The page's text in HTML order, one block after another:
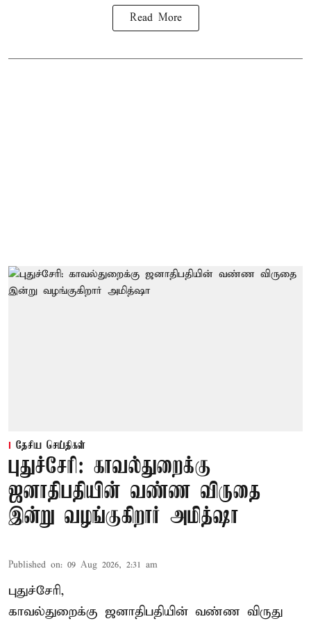
Read More
தேசிய செய்திகள்
புதுச்சேரி: காவல்துறைக்கு
ஜனாதிபதியின் வண்ண விருதை
இன்று வழங்குகிறார் அமித்ஷா
Published on: 09 Aug 2026, 2:31 am
புதுச்சேரி,
காவல்துறைக்கு ஜனாதிபதியின் வண்ண விருது